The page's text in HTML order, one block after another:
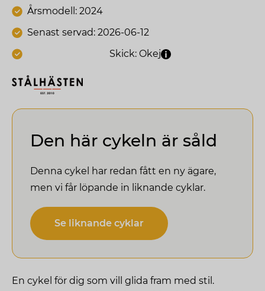
Årsmodell: 2024
Senast servad: 2026-06-12
Skick: Okej
Den här cykeln är såld
Denna cykel har redan fått en ny ägare,
men vi får löpande in liknande cyklar.
Se liknande cyklar
En cykel för dig som vill glida fram med stil.